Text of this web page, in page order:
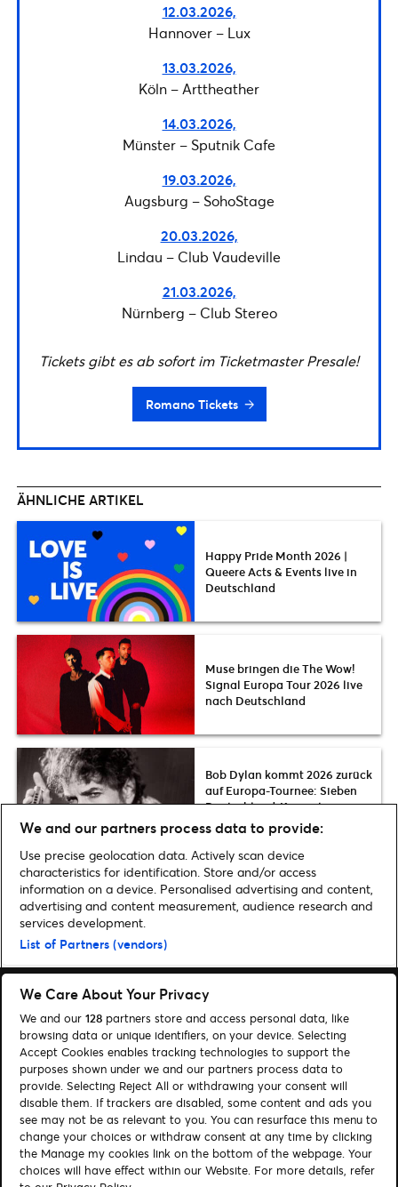
12.03.2026,
Hannover – Lux
13.03.2026,
Köln – Arttheather
14.03.2026,
Münster – Sputnik Cafe
19.03.2026,
Augsburg – SohoStage
20.03.2026,
Lindau – Club Vaudeville
21.03.2026,
Nürnberg – Club Stereo
Tickets gibt es ab sofort im Ticketmaster Presale!
Romano Tickets
ÄHNLICHE ARTIKEL
Happy Pride Month 2026 |
Queere Acts & Events live in
Deutschland
Muse bringen die The Wow!
Signal Europa Tour 2026 live
nach Deutschland
Bob Dylan kommt 2026 zurück
auf Europa-Tournee: Sieben
Deutschland-Konzerte im
Herbst
Home Musik
Romano tourt im März 2026 mit neuem Album durch
Deutschland | Presale gestartet
Suchen
Cookie-Einwilligungstool
Autor*innen
Kontakt
Impressum
Tickets
We and our partners process data to provide:
Use precise geolocation data. Actively scan device
characteristics for identification. Store and/or access
information on a device. Personalised advertising and content,
advertising and content measurement, audience research and
services development.
List of Partners (vendors)
We Care About Your Privacy
We and our 128 partners store and access personal data, like
browsing data or unique identifiers, on your device. Selecting
Accept Cookies enables tracking technologies to support the
purposes shown under we and our partners process data to
provide. Selecting Reject All or withdrawing your consent will
disable them. If trackers are disabled, some content and ads you
see may not be as relevant to you. You can resurface this menu to
change your choices or withdraw consent at any time by clicking
the Manage my cookies link on the bottom of the webpage. Your
choices will have effect within our Website. For more details, refer